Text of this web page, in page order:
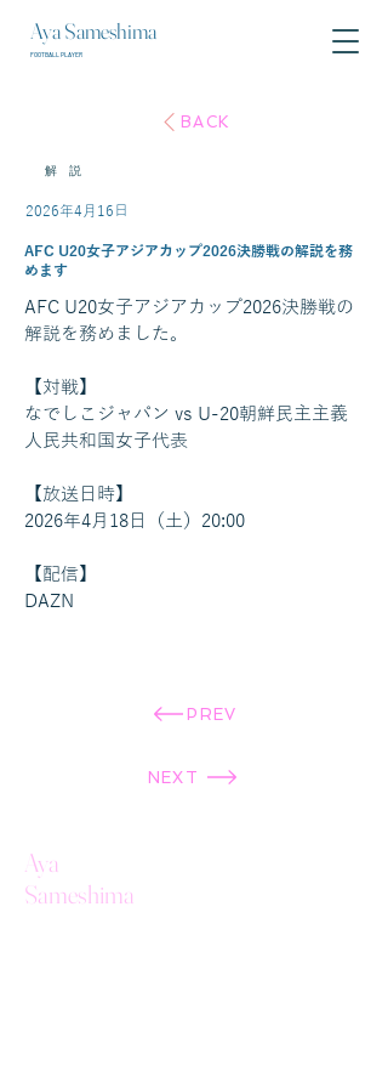
Aya Sameshima
FOOTBALL PLAYER
BACK
解 説
2026年4月16日
AFC U20女子アジアカップ2026決勝戦の解説を務
めます
AFC U20女子アジアカップ2026決勝戦の
解説を務めました。
【対戦】
なでしこジャパン vs U-20朝鮮民主主義
人民共和国女子代表
【放送日時】
2026年4月18日（土）20:00
【配信】
DAZN
PREV
NEXT
Aya
Sameshima